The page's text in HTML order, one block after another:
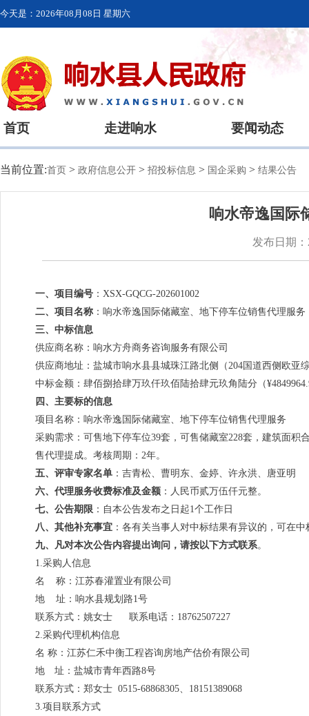
今天是： 2026年08月08日 星期六
首页 走进响水 要闻动态
当前位置:首页 > 政府信息公开 > 招投标信息 > 国企采购 > 结果公告
响水帝逸国际
发布日期
一、项目编号 ：XSX-GQCG-202601002
二、项目名称 ：响水帝逸国际储藏室、地下停车位销售代理服务
三、中标信息
供应商名称：响水方舟商务咨询服务有限公司
供应商地址：盐城市响水县县城珠江路北侧（204国道西侧欧
中标金额：肆佰捌拾肆万玖仟玖佰陆拾肆元玖角陆分（
四、主要标的信息
项目名称：响水帝逸国际储藏室、地下停车位销售代理服务
采购需求：可售地下停车位39套，可售储藏室228套，建筑面积
售代理提成。考核周期：2年。
五、 评审专家名单 ：吉青松、曹明东、金婷、许永洪、
六、代理服务收费标准及金额 ：人民币贰万伍仟元整。
七、公告期限 ：自本公告发布之日起1个工作日
八、其他补充事宜 ：各有关当事人对中标结果有异议的，可在
九、凡对本次公告内容提出询问，请按以下方式联系。
1.采购人信息
名 称：江苏春灌置业有限公司
地 址：响水县规划路1号
联系方式：姚女士 联系电话：18762507227
2.采购代理机构信息
名 称：江苏仁禾中衡工程咨询房地产估价有限公司
地 址：盐城市青年西路8号
联系方式：郑女士 0515-68868305、18151389068
3.项目联系方式